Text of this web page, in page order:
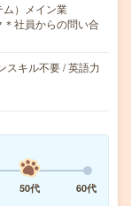
ム）メイン業
社員からの問い合
スキル不要 / 英語力
50代
60代